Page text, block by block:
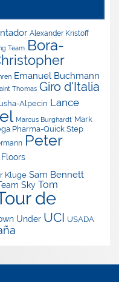
Alexander Kristoff
Team Bora-
Emanuel Buchmann
Thomas Giro d'Italia
Alpecin Lance
Marcus Burghardt Mark
Pharma-Quick Step
Peter
Kluge Sam Bennett
Sky Tom
de
Under UCI USADA